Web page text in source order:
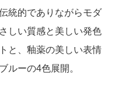
統的でありながらモダ
しい質感と美しい発色
と、釉薬の美しい表情
ルーの4色展開。